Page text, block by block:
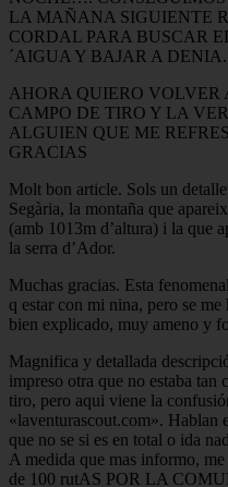
LA MAÑANA SIGUIENTE
CORDAL PARA BUSCAR
´AIGUA Y BAJAR A DENIA.
AHORA QUIERO VOLVER
CAMPO DE TIRO Y LA
ALGUIEN QUE ME
GRACIAS
Molt bon article. Sols un
Segària, la montaña que
(amb 1013m d’altura) i la que
la serra d’Ador.
Muchas gracias. Esta
q estar con mi nina, pero se
bien explicado, muy ameno y
Magnifica y detallada
impreso otra que no estaba tan
tiro, pero aqui viene la
«laventurascout.com». Hablan
que no se si es en total o ida
A medida que mas informo,
de 100 rutAS POR LA